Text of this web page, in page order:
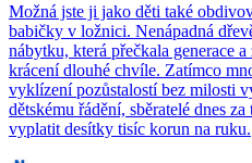
Možná jste ji jako děti také
babičky v ložnici. Nenápadná
nábytku, která přečkala generace
krácení dlouhé chvíle. Zatímco
vyklízení pozůstalostí bez milosti
dětskému řádění, sběratelé dnes
vyplatit desítky tisíc korun na ruku.